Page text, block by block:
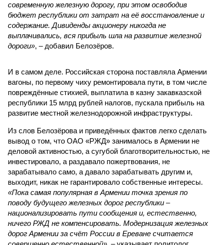
современную железную дорогу, при этом освободив
бюджет республики от затрат на её восстановление и
содержание. Дивиденды акционеру никогда не
выплачивались, вся прибыль шла на развитие железной
дороги», – добавил Белозёров.
И в самом деле. Российская сторона поставляла Армении
вагоны, по первому чиху ремонтировала пути, в том числе
повреждённые стихией, выплатила в казну закавказской
республики 15 млрд рублей налогов, пускала прибыль на
развитие местной железнодорожной инфраструктуры.
Из слов Белозёрова и приведённых фактов легко сделать
вывод о том, что ОАО «РЖД» занималось в Армении не
деловой активностью, а сугубой благотворительностью, не
инвестировало, а раздавало пожертвования, не
зарабатывало само, а давало зарабатывать другим и,
выходит, никак не гарантировало собственные интересы.
«Пока самая популярная в Армении точка зрения по
поводу будущего железных дорог рес­публики –
национализировать пути сообщения и, естественно,
ничего РЖД не компенсировать. Модернизация железных
дорог Армении за счёт России в Ереване считается